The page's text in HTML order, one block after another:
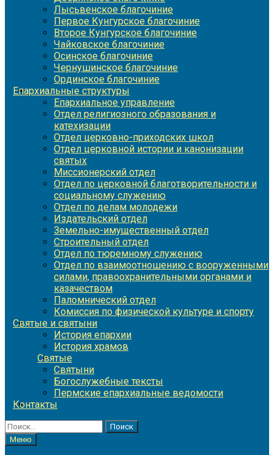
Лысьвенское благочиние
Первое Кунгурское благочиние
Второе Кунгурское благочиние
Чайковское благочиние
Осинское благочиние
Чернушинское благочиние
Ординское благочиние
Епархиальные структуры
Епархиальное управление
Отдел религиозного образования и
катехизации
Отдел церковно-приходских школ
Отдел церковной истории и канонизации
святых
Миссионерский отдел
Отдел по церковной благотворительности и
социальному служению
Отдел по делам молодежи
Издательский отдел
Земельно-имущественный отдел
Строительный отдел
Отдел по тюремному служению
Отдел по взаимоотношению с вооруженными
силами, правоохранительными органами и
казачеством
Паломнический отдел
Комиссия по физической культуре и спорту
Святые и святыни
История епархии
История храмов
Святые
Святыни
Богослужебные тексты
Пермские епархиальные ведомости
Контакты
Найти:
Меню